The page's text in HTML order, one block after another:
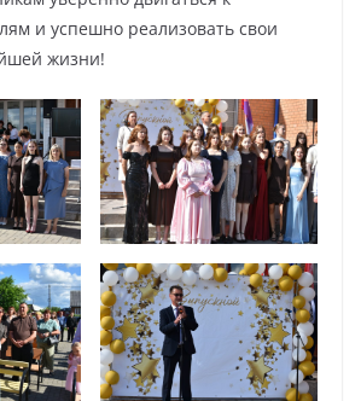
и успешно реализовать свои
жизни!